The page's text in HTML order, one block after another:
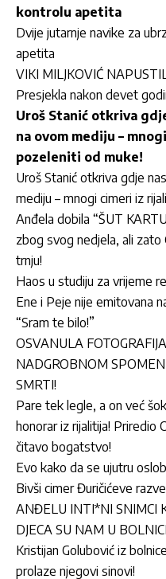
kontrolu apetita
Dvije jutarnje navike za
apetita
VIKI MILJKOVIĆ
Presjekla nakon devet
Uroš Stanić otkriva
na ovom mediju –
pozeleniti od muke!
Uroš Stanić otkriva gdje
mediju – mnogi cimeri iz
Anđela dobila “ŠUT
zbog svog nedjela, ali zato
trnju!
Haos u studiju za vrijeme
Ene i Peje nije emitovana
“Sram te bilo!”
OSVANULA
NADGROBNOM
SMRTI!
Pare tek legle, a on već
honorar iz rijalitija! Priredio
čitavo bogatstvo!
Evo kako da se ujutru
Bivši cimer Đuričićeve
ANĐELU INTI*NI SNIMCI
DJECA SU NAM U
Kristijan Golubović iz
prolaze njegovi sinovi!